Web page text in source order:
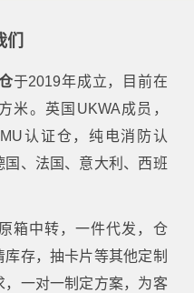
于2019年成立，目前在
米。英国UKWA成员，
认证仓，纯电消防认
、法国、意大利、西班
箱中转，一件代发，仓
存，抽卡片等其他定制
一对一制定方案，为客